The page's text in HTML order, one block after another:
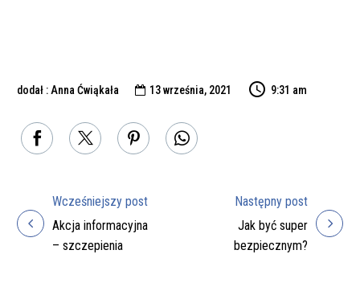
dodał : Anna Ćwiąkała  13 września, 2021 9:31 am
Nawigacja
wpisu
Wcześniejszy post
Akcja informacyjna
– szczepienia
Następny post
Jak być super
bezpiecznym?